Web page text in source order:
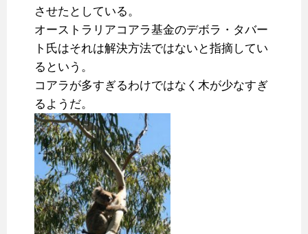
させたとしている。
オーストラリアコアラ基金のデボラ・タバー
ト氏はそれは解決方法ではないと指摘してい
るという。
コアラが多すぎるわけではなく木が少なすぎ
るようだ。